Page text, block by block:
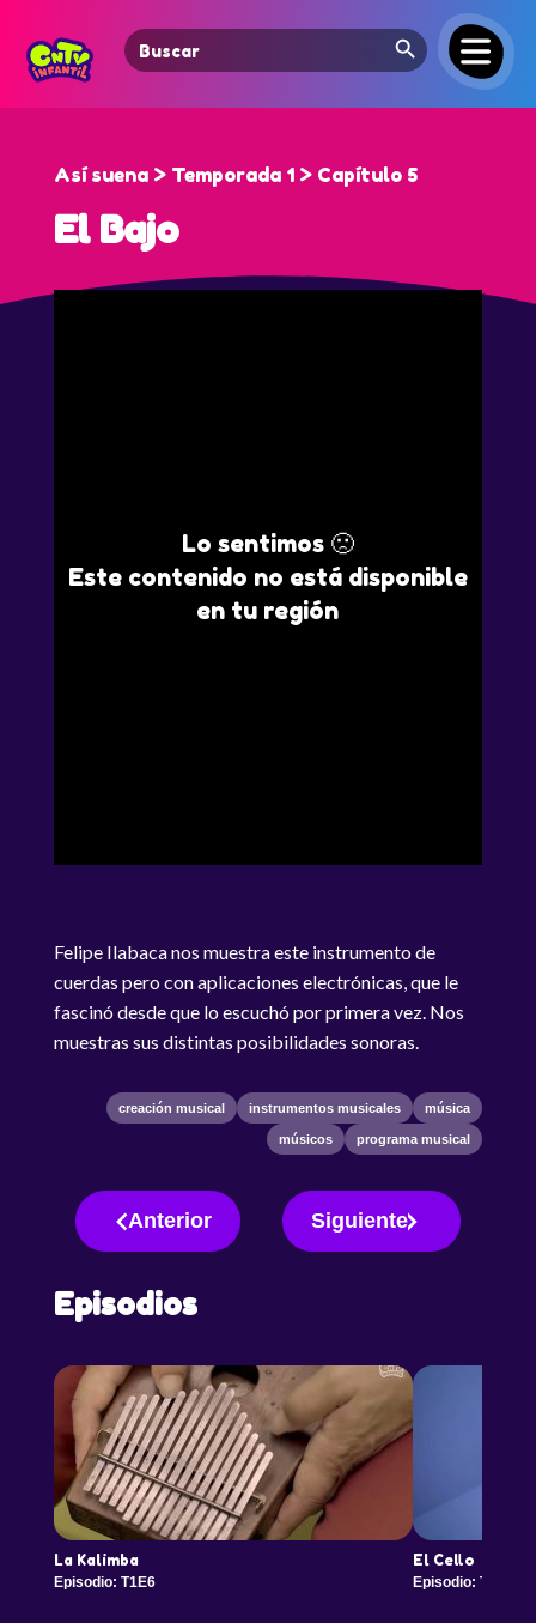
Search
for:
Search Button
Así suena > Temporada 1 > Capítulo 5
El Bajo
Lo sentimos 🙁
Este contenido no está disponible
en tu región
Felipe Ilabaca nos muestra este instrumento de
cuerdas pero con aplicaciones electrónicas, que le
fascinó desde que lo escuchó por primera vez. Nos
muestras sus distintas posibilidades sonoras.
creación musical instrumentos musicales música
músicos programa musical
Anterior Siguiente
Episodios
La Kalimba
Episodio: T1E6
El Cello
Episodio: T1E7